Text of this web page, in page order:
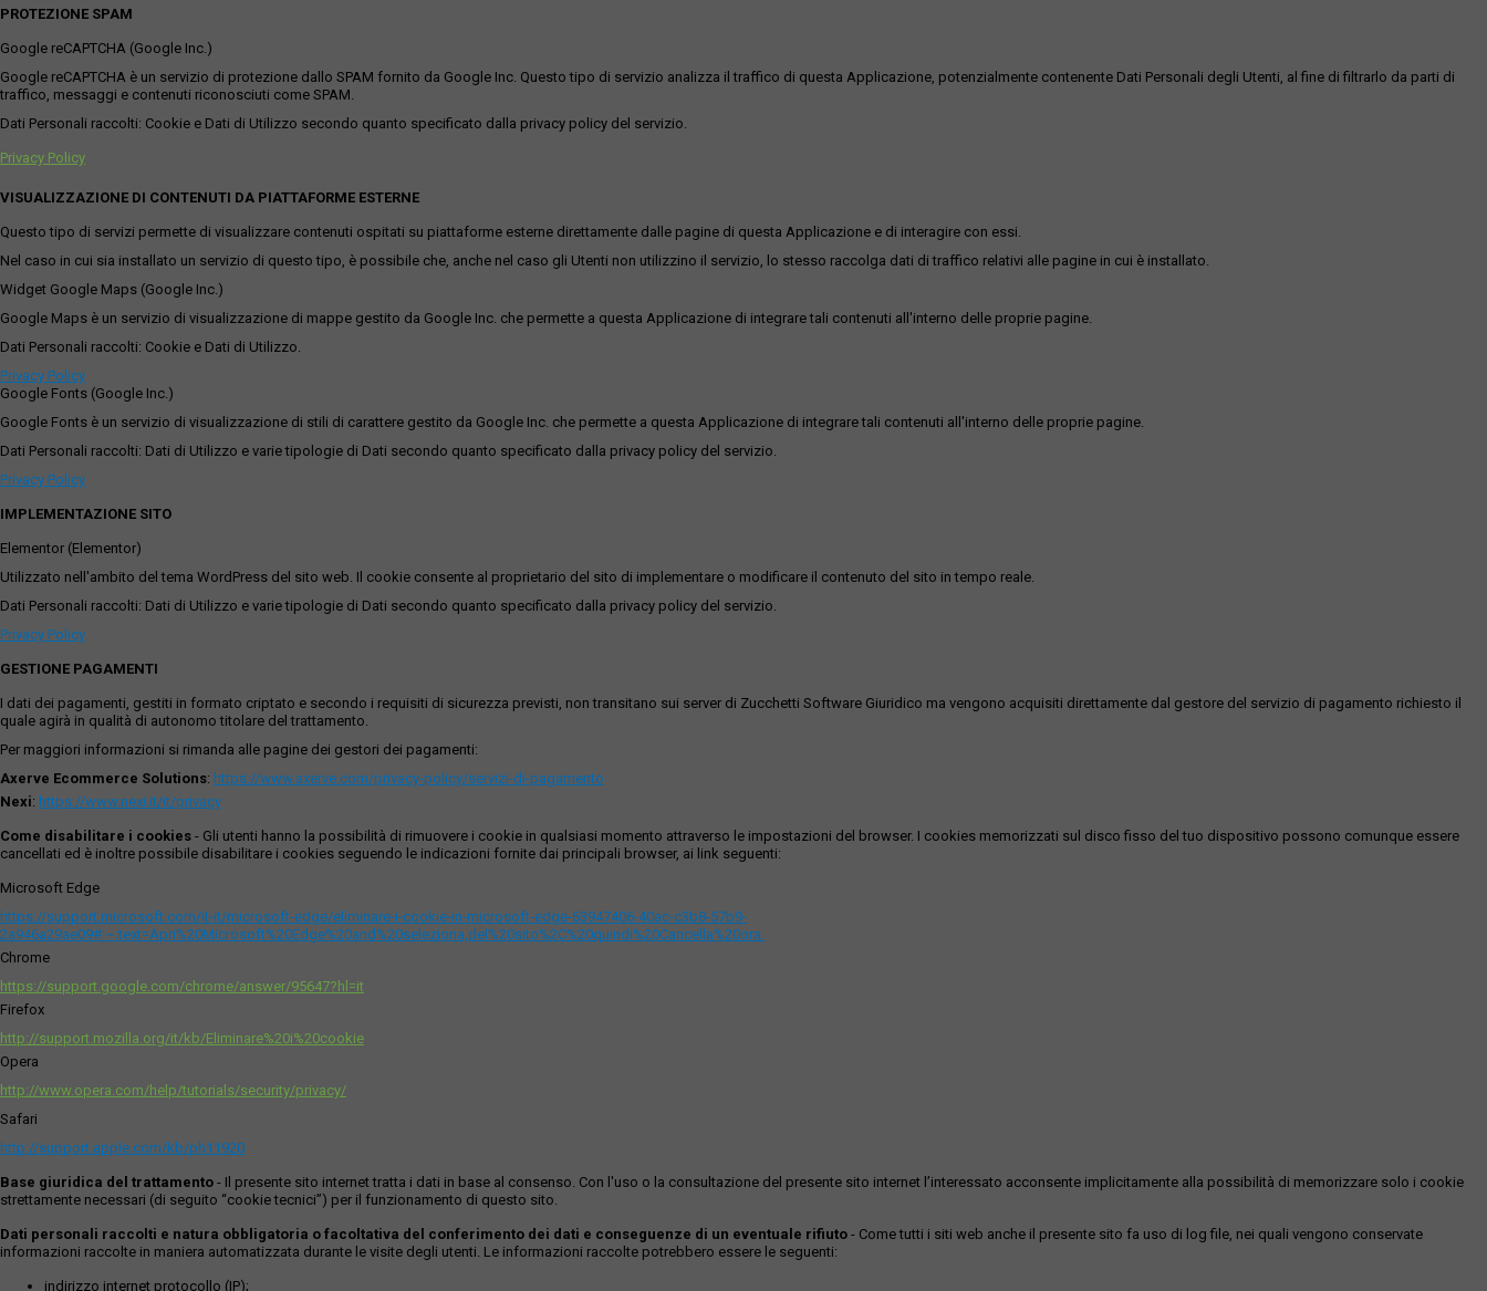
PROTEZIONE SPAM
Google reCAPTCHA (Google Inc.)
Google reCAPTCHA è un servizio di protezione dallo SPAM fornito da Google Inc. Questo tipo di servizio analizza il traffico di questa Applicazione, potenzialmente contenente Dati Personali degli Utenti, al fine di filtrarlo da parti di
traffico, messaggi e contenuti riconosciuti come SPAM.
Dati Personali raccolti: Cookie e Dati di Utilizzo secondo quanto specificato dalla privacy policy del servizio.
Privacy Policy
VISUALIZZAZIONE DI CONTENUTI DA PIATTAFORME ESTERNE
Questo tipo di servizi permette di visualizzare contenuti ospitati su piattaforme esterne direttamente dalle pagine di questa Applicazione e di interagire con essi.
Nel caso in cui sia installato un servizio di questo tipo, è possibile che, anche nel caso gli Utenti non utilizzino il servizio, lo stesso raccolga dati di traffico relativi alle pagine in cui è installato.
Widget Google Maps (Google Inc.)
Google Maps è un servizio di visualizzazione di mappe gestito da Google Inc. che permette a questa Applicazione di integrare tali contenuti all'interno delle proprie pagine.
Dati Personali raccolti: Cookie e Dati di Utilizzo.
Privacy Policy
Google Fonts (Google Inc.)
Google Fonts è un servizio di visualizzazione di stili di carattere gestito da Google Inc. che permette a questa Applicazione di integrare tali contenuti all'interno delle proprie pagine.
Dati Personali raccolti: Dati di Utilizzo e varie tipologie di Dati secondo quanto specificato dalla privacy policy del servizio.
Privacy Policy
IMPLEMENTAZIONE SITO
Elementor (Elementor)
Utilizzato nell'ambito del tema WordPress del sito web. Il cookie consente al proprietario del sito di implementare o modificare il contenuto del sito in tempo reale.
Dati Personali raccolti: Dati di Utilizzo e varie tipologie di Dati secondo quanto specificato dalla privacy policy del servizio.
Privacy Policy
GESTIONE PAGAMENTI
I dati dei pagamenti, gestiti in formato criptato e secondo i requisiti di sicurezza previsti, non transitano sui server di Zucchetti Software Giuridico ma vengono acquisiti direttamente dal gestore del servizio di pagamento richiesto il
quale agirà in qualità di autonomo titolare del trattamento.
Per maggiori informazioni si rimanda alle pagine dei gestori dei pagamenti:
Axerve Ecommerce Solutions: https://www.axerve.com/privacy-policy/servizi-di-pagamento
Nexi: https://www.nexi.it/it/privacy
Come disabilitare i cookies - Gli utenti hanno la possibilità di rimuovere i cookie in qualsiasi momento attraverso le impostazioni del browser. I cookies memorizzati sul disco fisso del tuo dispositivo possono comunque essere
cancellati ed è inoltre possibile disabilitare i cookies seguendo le indicazioni fornite dai principali browser, ai link seguenti:
Microsoft Edge
https://support.microsoft.com/it-it/microsoft-edge/eliminare-i-cookie-in-microsoft-edge-63947406-40ac-c3b8-57b9-
2a946a29ae09#:~:text=Apri%20Microsoft%20Edge%20and%20seleziona,del%20sito%2C%20quindi%20Cancella%20ora.
Chrome
https://support.google.com/chrome/answer/95647?hl=it
Firefox
http://support.mozilla.org/it/kb/Eliminare%20i%20cookie
Opera
http://www.opera.com/help/tutorials/security/privacy/
Safari
http://support.apple.com/kb/ph11920
Base giuridica del trattamento - Il presente sito internet tratta i dati in base al consenso. Con l'uso o la consultazione del presente sito internet l’interessato acconsente implicitamente alla possibilità di memorizzare solo i cookie
strettamente necessari (di seguito “cookie tecnici”) per il funzionamento di questo sito.
Dati personali raccolti e natura obbligatoria o facoltativa del conferimento dei dati e conseguenze di un eventuale rifiuto - Come tutti i siti web anche il presente sito fa uso di log file, nei quali vengono conservate
informazioni raccolte in maniera automatizzata durante le visite degli utenti. Le informazioni raccolte potrebbero essere le seguenti:
indirizzo internet protocollo (IP);